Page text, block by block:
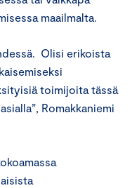
maailmalta.
Olisi erikoista
toimijoita tässä
Romakkaniemi